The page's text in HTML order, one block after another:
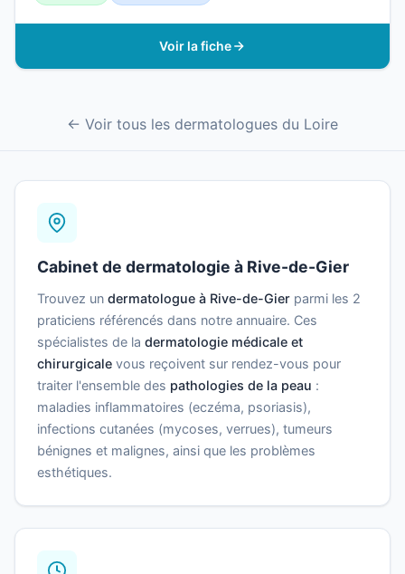
Voir la fiche
← Voir tous les dermatologues du Loire
Cabinet de dermatologie à Rive-de-Gier
Trouvez un dermatologue à Rive-de-Gier parmi les 2
praticiens référencés dans notre annuaire. Ces
spécialistes de la dermatologie médicale et
chirurgicale vous reçoivent sur rendez-vous pour
traiter l'ensemble des pathologies de la peau :
maladies inflammatoires (eczéma, psoriasis),
infections cutanées (mycoses, verrues), tumeurs
bénignes et malignes, ainsi que les problèmes
esthétiques.